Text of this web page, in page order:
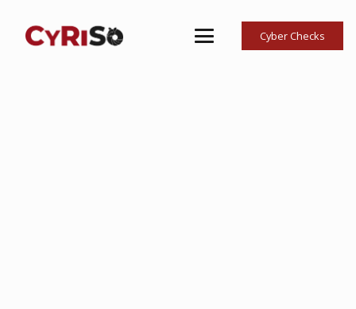
Cyber Checks